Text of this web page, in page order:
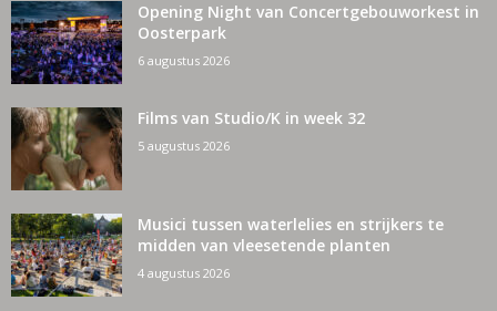
Opening Night van Concertgebouworkest in
Oosterpark
6 augustus 2026
Films van Studio/K in week 32
5 augustus 2026
Musici tussen waterlelies en strijkers te
midden van vleesetende planten
4 augustus 2026